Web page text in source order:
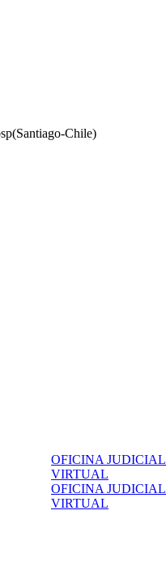
OFICINA JUDICIAL
VIRTUAL
OFICINA JUDICIAL
VIRTUAL
Chile)